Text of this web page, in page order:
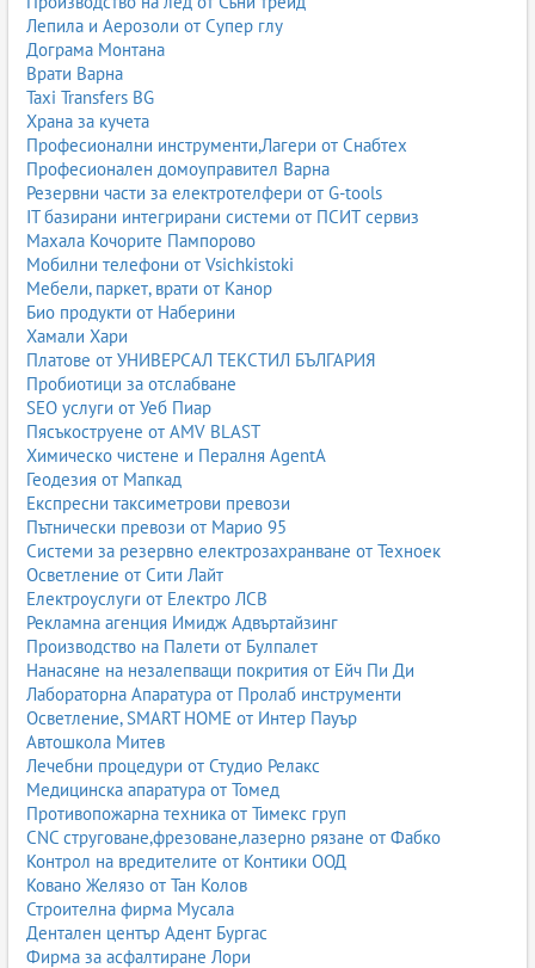
Лепила и Аерозоли от Супер глу
Дограма Монтана
Врати Варна
Taxi Transfers BG
Храна за кучета
Професионални инструменти,Лагери от Снабтех
Професионален домоуправител Варна
Резервни части за електротелфери от G-tools
IT базирани интегрирани системи от ПСИТ сервиз
Махала Кочорите Пампорово
Мобилни телефони от Vsichkistoki
Мебели, паркет, врати от Канор
Био продукти от Наберини
Хамали Хари
Платове от УНИВЕРСАЛ ТЕКСТИЛ БЪЛГАРИЯ
Пробиотици за отслабване
SEO услуги от Уеб Пиар
Пясъкоструене от AMV BLAST
Химическо чистене и Пералня AgentA
Геодезия от Мапкад
Експресни таксиметрови превози
Пътнически превози от Марио 95
Системи за резервно електрозахранване от Техноек
Осветление от Сити Лайт
Електроуслуги от Електро ЛСВ
Рекламна агенция Имидж Адвъртайзинг
Производство на Палети от Булпалет
Нанасяне на незалепващи покрития от Ейч Пи Ди
Лабораторна Апаратура от Пролаб инструменти
Осветление, SMART HOME от Интер Пауър
Автошкола Митев
Лечебни процедури от Студио Релакс
Медицинска апаратура от Томед
Противопожарна техника от Тимекс груп
CNC струговане,фрезоване,лазерно рязане от Фабко
Контрол на вредителите от Контики ООД
Ковано Желязо от Тан Колов
Строителна фирма Мусала
Дентален център Адент Бургас
Фирма за асфалтиране Лори